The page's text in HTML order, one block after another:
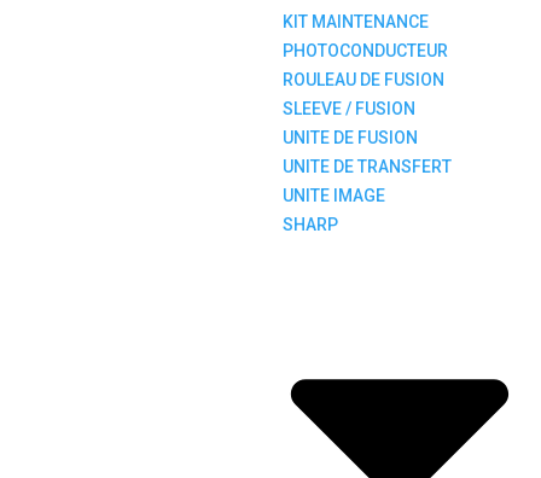
KIT MAINTENANCE
PHOTOCONDUCTEUR
ROULEAU DE FUSION
SLEEVE / FUSION
UNITE DE FUSION
UNITE DE TRANSFERT
UNITE IMAGE
SHARP